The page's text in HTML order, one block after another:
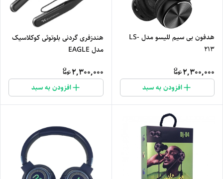
هدفون بی سیم للیسو مدل LS-
213
2,300,000
افزودن به سبد
هندزفری گردنی بلوتوثی کوکلاسیک
مدل EAGLE
2,300,000
افزودن به سبد